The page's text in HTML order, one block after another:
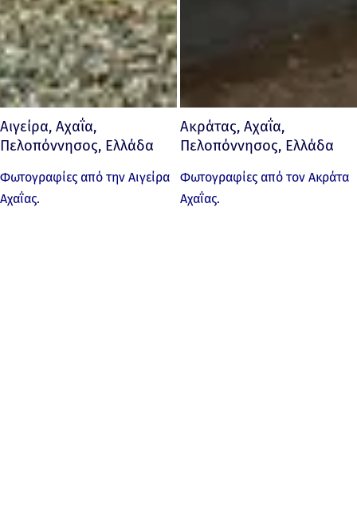
Αιγείρα, Αχαΐα,
Πελοπόννησος, Ελλάδα
Φωτογραφίες από την Αιγείρα
Αχαΐας.
Ακράτας, Αχαΐα,
Πελοπόννησος, Ελλάδα
Φωτογραφίες από τον Ακράτα
Αχαΐας.